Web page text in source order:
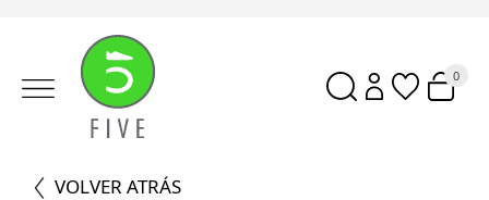
0
VOLVER ATRÁS